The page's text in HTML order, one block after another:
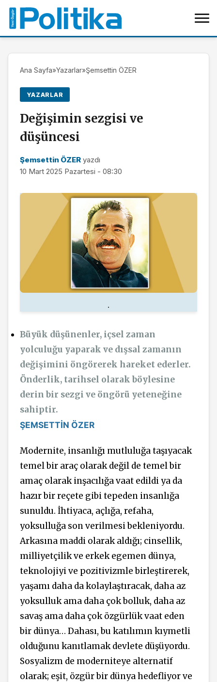
Ana Sayfa»Yazarlar»Şemsettin ÖZER
YAZARLAR
Değişimin sezgisi ve
düşüncesi
Şemsettin ÖZER yazdı
10 Mart 2025 Pazartesi - 08:30
.
Büyük düşünenler, içsel zaman
yolculuğu yaparak ve dışsal zamanın
değişimini öngörerek hareket ederler.
Önderlik, tarihsel olarak böylesine
derin bir sezgi ve öngörü yeteneğine
sahiptir.
ŞEMSETTİN ÖZER
Modernite, insanlığı mutluluğa taşıyacak
temel bir araç olarak değil de temel bir
amaç olarak inşacılığa vaat edildi ya da
hazır bir reçete gibi tepeden insanlığa
sunuldu. İhtiyaca, açlığa, refaha,
yoksulluğa son verilmesi bekleniyordu.
Arkasına maddi olarak aldığı; cinsellik,
milliyetçilik ve erkek egemen dünya,
teknolojiyi ve pozitivizmle birleştirerek,
yaşamı daha da kolaylaştıracak, daha az
yoksulluk ama daha çok bolluk, daha az
savaş ama daha çok özgürlük vaat eden
bir dünya… Dahası, bu katılımın kıymetli
olduğunu kanıtlamak devlete düşüyordu.
Sosyalizm de moderniteye alternatif
olarak; eşit, özgür bir dünya hedefliyor ve